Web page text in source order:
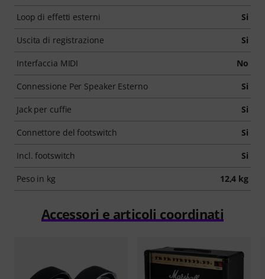
Loop di effetti esterni Si
Uscita di registrazione Si
Interfaccia MIDI No
Connessione Per Speaker Esterno Si
Jack per cuffie Si
Connettore del footswitch Si
Incl. footswitch Si
Peso in kg 12,4 kg
Accessori e articoli coordinati